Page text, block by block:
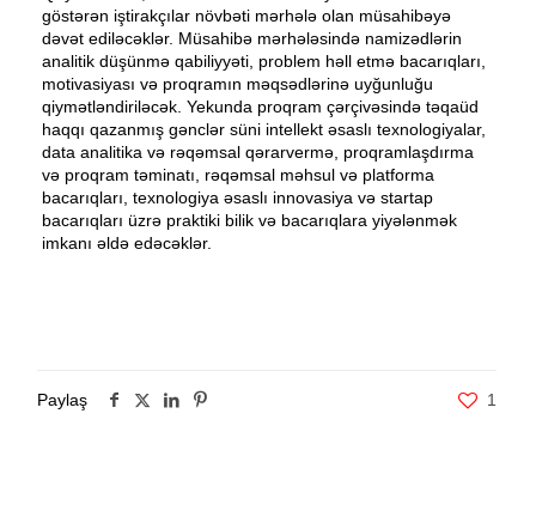
göstərən iştirakçılar növbəti mərhələ olan müsahibəyə
dəvət ediləcəklər. Müsahibə mərhələsində namizədlərin
analitik düşünmə qabiliyyəti, problem həll etmə bacarıqları,
motivasiyası və proqramın məqsədlərinə uyğunluğu
qiymətləndiriləcək. Yekunda proqram çərçivəsində təqaüd
haqqı qazanmış gənclər süni intellekt əsaslı texnologiyalar,
data analitika və rəqəmsal qərarvermə, proqramlaşdırma
və proqram təminatı, rəqəmsal məhsul və platforma
bacarıqları, texnologiya əsaslı innovasiya və startap
bacarıqları üzrə praktiki bilik və bacarıqlara yiyələnmək
imkanı əldə edəcəklər.
Paylaş 1